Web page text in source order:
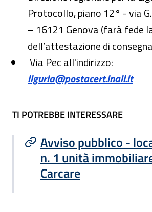
Protocollo, piano 12° - via
– 16121 Genova (farà fede
dell’attestazione di
Via Pec all'indirizzo:
liguria@postacert.inail.it
TI POTREBBE INTERESSARE
TI POTREBBE INTERESSARE
Avviso pubblico -
n. 1 unità
Carcare